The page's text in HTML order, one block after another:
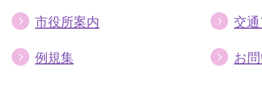
市役所案内 交
例規集 お